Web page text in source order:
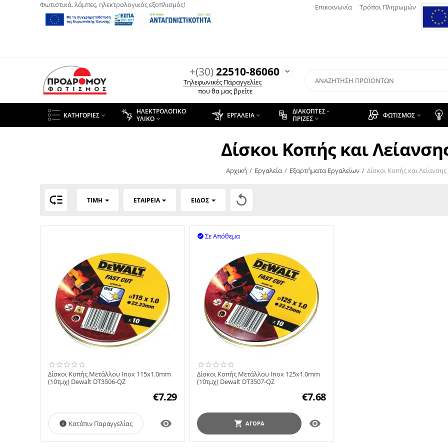
Φωτιστικά, λάμπες, ηλεκτρολογικός εξοπλισμός! Επικοινωνία Τρόποι Πληρωμών
+(30)22510-86060

Τηλεφωνικές Παραγγελίες
που θα μας βρείτε
ΚΑΤΗΓΟΡΊΕΣ 
ΗΛΕΚΤΡΟΛΟΓΙΚΌ
ΥΛΙΚΌ  ΕΡΓΑΛΕΊΑ 
ΔΙΑΚΌΠΤΕΣ -
ΠΡΊΖΕΣ  ΦΩΤΙΣΜΌΣ 
Δίσκοι Κοπής και
Αρχική / Εργαλεία / Εξαρτήματα Εργαλείων / Δίσκοι Κοπής και Λείανσης
 ΤΙΜΉ ΕΤΑΙΡΕΊΑ ΕΊΔΟΣ 
Δίσκοι Κοπής Μετάλλου Inox 115x1.0mm
(10τμχ) Dewalt DT3506-QZ
€7.29
Κατόπιν Παραγγελίας
 
Σε Απόθεμα

Δίσκοι Κοπής Μετάλλου Inox 125x1.0mm
(10τμχ) Dewalt DT3507-QZ
€7.68
ΑΓΟΡΆ 